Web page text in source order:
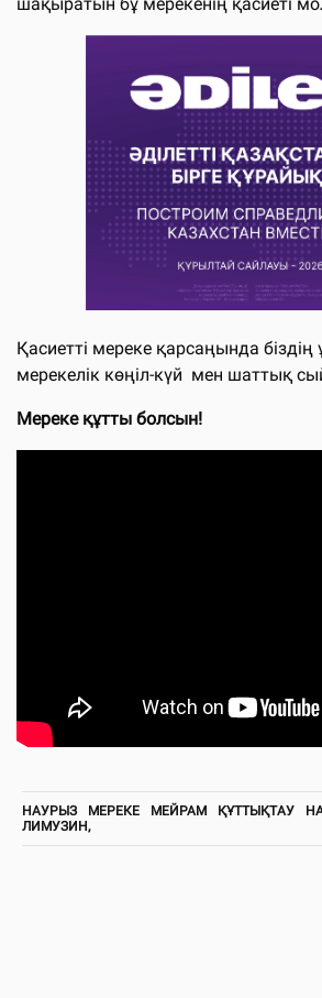
Қасиетті мереке қарсаңында біздің
мерекелік көңіл-күй мен шаттық
Мереке құтты болсын!
НАУРЫЗ МЕРЕКЕ МЕЙРАМ ҚҰТТЫҚТАУ
ЛИМУЗИН,